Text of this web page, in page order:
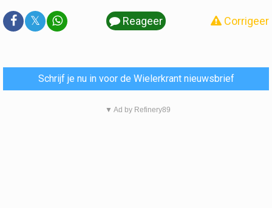
𝕏 Reageer Corrigeer
Schrijf je nu in voor de Wielerkrant nieuwsbrief
▼ Ad by Refinery89